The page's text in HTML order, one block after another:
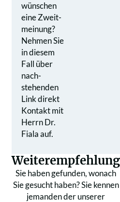
wünschen
eine Zweit­
meinung?
Nehmen Sie
in diesem
Fall über
nach­
stehenden
Link direkt
Kontakt mit
Herrn Dr.
Fiala auf.
Weiterempfehlung
Sie haben gefunden, wonach
Sie gesucht haben? Sie kennen
jemanden der unserer